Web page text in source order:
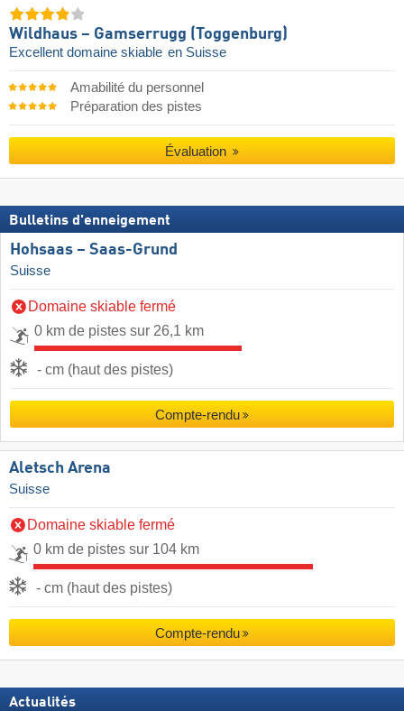
Wildhaus – Gamserrugg (Toggenburg)
Excellent domaine skiable en Suisse
Amabilité du personnel
Préparation des pistes
Évaluation
Bulletins d'enneigement
Hohsaas – Saas-Grund
Suisse
Domaine skiable fermé
0 km de pistes sur 26,1 km
- cm (haut des pistes)
Compte-rendu
Aletsch Arena
Suisse
Domaine skiable fermé
0 km de pistes sur 104 km
- cm (haut des pistes)
Compte-rendu
Actualités